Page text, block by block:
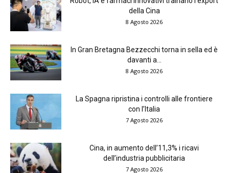
della Cina
8 Agosto 2026
In Gran Bretagna Bezzecchi torna in sella ed è
davanti a...
8 Agosto 2026
La Spagna ripristina i controlli alle frontiere
con l’Italia
7 Agosto 2026
Cina, in aumento dell’11,3% i ricavi
dell’industria pubblicitaria
7 Agosto 2026